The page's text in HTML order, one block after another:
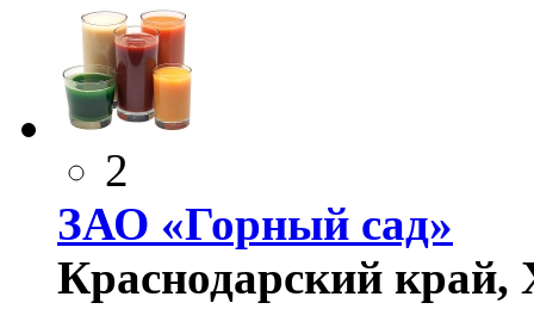
2
ЗАО «Горный сад»
Краснодарский край,